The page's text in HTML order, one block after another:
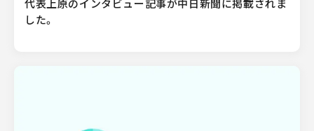
代表上原のインタビュー記事が中日新聞に掲載されま
した。